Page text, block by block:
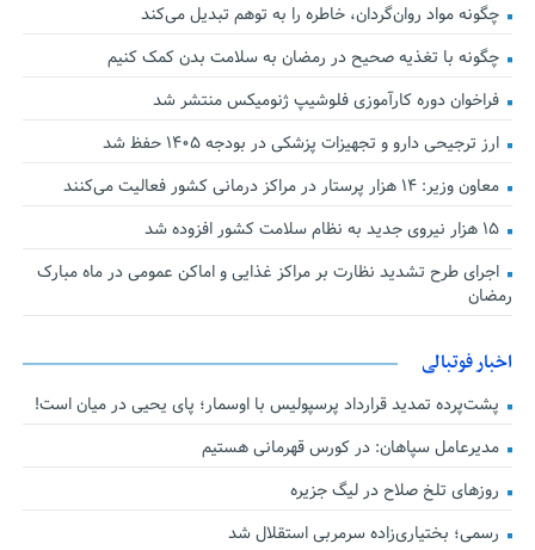
چگونه مواد روان‌گردان، خاطره را به توهم تبدیل می‌کند
چگونه با تغذیه صحیح در رمضان به سلامت بدن کمک کنیم
فراخوان دوره کارآموزی فلوشیپ ژنومیکس منتشر شد
ارز ترجیحی دارو و تجهیزات پزشکی در بودجه ۱۴۰۵ حفظ شد
معاون وزیر: ۱۴ هزار پرستار در مراکز درمانی کشور فعالیت می‌کنند
۱۵ هزار نیروی جدید به نظام سلامت کشور افزوده شد
اجرای طرح تشدید نظارت بر مراکز غذایی و اماکن عمومی در ماه مبارک
رمضان
اخبار فوتبالی
پشت‌پرده تمدید قرارداد پرسپولیس با اوسمار؛ پای یحیی در میان است!
مدیرعامل سپاهان: در کورس قهرمانی هستیم
روزهای تلخ صلاح در لیگ جزیره
رسمی؛ بختیاری‌زاده سرمربی استقلال شد